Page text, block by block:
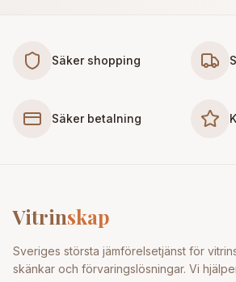
Säker shopping
Säker betalning
Vitrinskap
Sveriges största jämförelsetjänst för
skänkar och förvaringslösningar. Vi